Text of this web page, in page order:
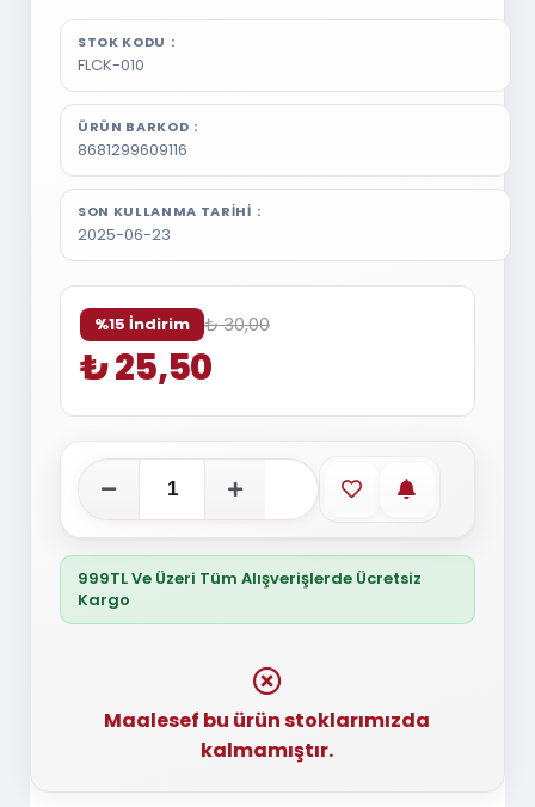
STOK KODU
FLCK-010
ÜRÜN BARKOD
8681299609116
SON KULLANMA TARIHI
2025-06-23
%15 İndirim ₺ 30,00
₺ 25,50
Favorilere ekle
Stoğa
999TL Ve Üzeri Tüm Alışverişlerde Ücretsiz
Kargo
Maalesef bu ürün stoklarımızda
kalmamıştır.